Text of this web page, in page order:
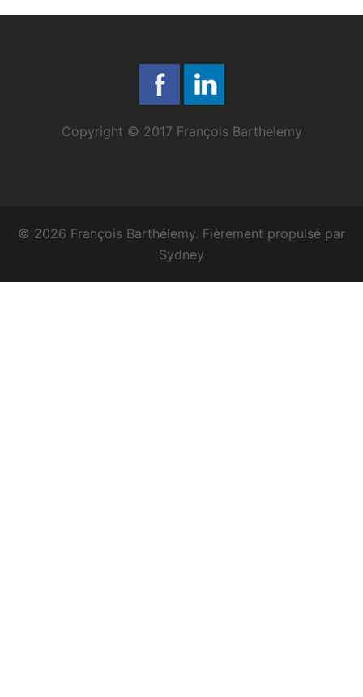
Copyright © 2017 François Barthelemy
© 2026 François Barthélemy. Fièrement propulsé par
Sydney